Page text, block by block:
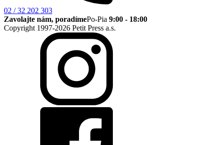
02 / 32 202 303
Zavolajte nám, poradímePo-Pia 9:00 - 18:00
Copyright 1997-2026 Petit Press a.s.